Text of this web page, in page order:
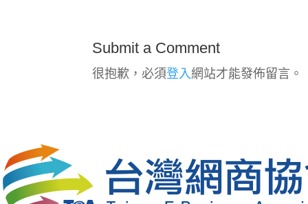
Submit a Comment
很抱歉，必須登入 網站才能發佈留言。